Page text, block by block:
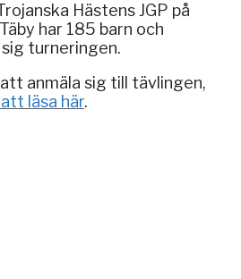
Hästens JGP på
har 185 barn och
turneringen.
anmäla sig till tävlingen,
läsa här.